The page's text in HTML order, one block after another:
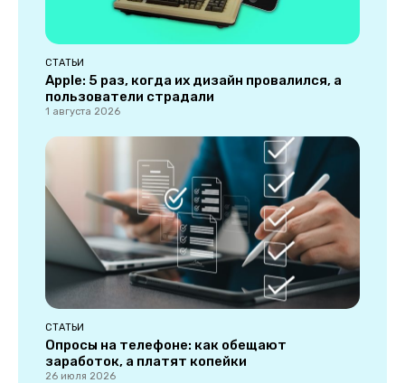
СТАТЬИ
Apple: 5 раз, когда их дизайн провалился, а
пользователи страдали
1 августа 2026
СТАТЬИ
Опросы на телефоне: как обещают
заработок, а платят копейки
26 июля 2026